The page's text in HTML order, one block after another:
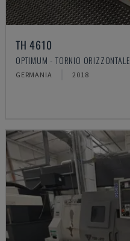
TH 4610
OPTIMUM - TORNIO ORIZZONTALE
GERMANIA 2018